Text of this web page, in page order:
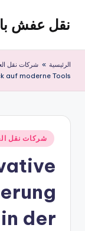
التجاوز
المحتوى
نقل عفش
عفش
ريال
الرئيسية » شركات نقل
auf moderne Tools
نُشر
في
شركات نقل
in der